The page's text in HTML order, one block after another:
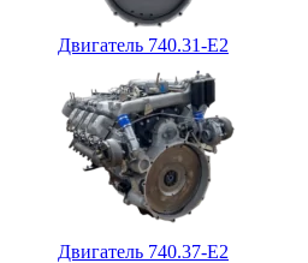
Двигатель 740.31-E2
Двигатель 740.37-E2